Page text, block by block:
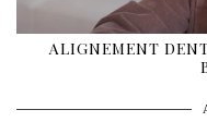
ALIGNEMENT